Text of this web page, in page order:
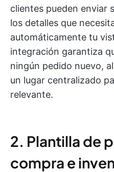
clientes pueden enviar
los detalles que
automáticamente tu
integración garantiza
ningún pedido nuevo,
un lugar centralizado
relevante.
2. Plantilla de
compra e